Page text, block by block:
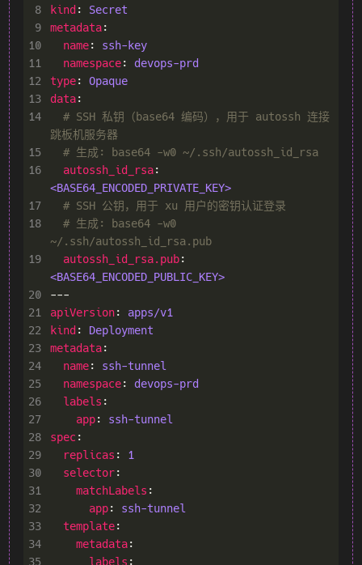
8
kind : Secret
9
metadata
10
name: ssh-key
11
namespace: devops-prd
12
type: Opaque
13
data
14
# SSH 私钥（base64 编码），用于 autossh 连接
跳板机服务器
15
# 生成: base64 -w0 ~/.ssh/autossh_id_rsa
16
autossh_id_rsa
<BASE64_ENCODED_PRIVATE_KEY>
17
# SSH 公钥，用于 xu 用户的密钥认证登录
18
# 生成: base64 -w0
~/.ssh/autossh_id_rsa.pub
19
autossh_id_rsa.pub
<BASE64_ENCODED_PUBLIC_KEY>
20
21
apiVersion: apps/v1
22
kind : Deployment
23
metadata
24
name: ssh-tunnel
25
namespace: devops-prd
26
labels
27
app: ssh-tunnel
28
spec
29
replicas : 1
30
selector
31
matchLabels
32
app: ssh-tunnel
33
template
34
metadata
35
labels